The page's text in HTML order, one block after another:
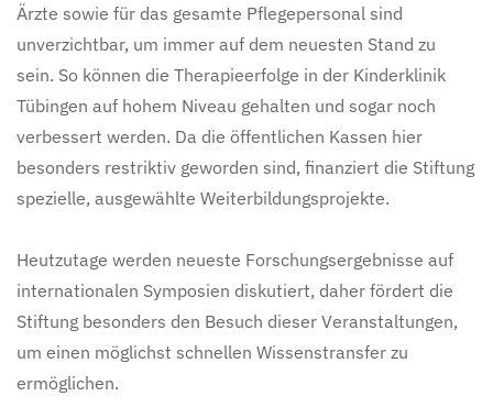
Ärzte sowie für das gesamte Pflegepersonal sind
unverzichtbar, um immer auf dem neuesten Stand zu
sein. So können die Therapieerfolge in der Kinderklinik
Tübingen auf hohem Niveau gehalten und sogar noch
verbessert werden. Da die öffentlichen Kassen hier
besonders restriktiv geworden sind, finanziert die Stiftung
spezielle, ausgewählte Weiterbildungsprojekte.
Heutzutage werden neueste Forschungsergebnisse auf
internationalen Symposien diskutiert, daher fördert die
Stiftung besonders den Besuch dieser Veranstaltungen,
um einen möglichst schnellen Wissenstransfer zu
ermöglichen.